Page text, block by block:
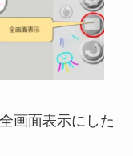
画面表示にした